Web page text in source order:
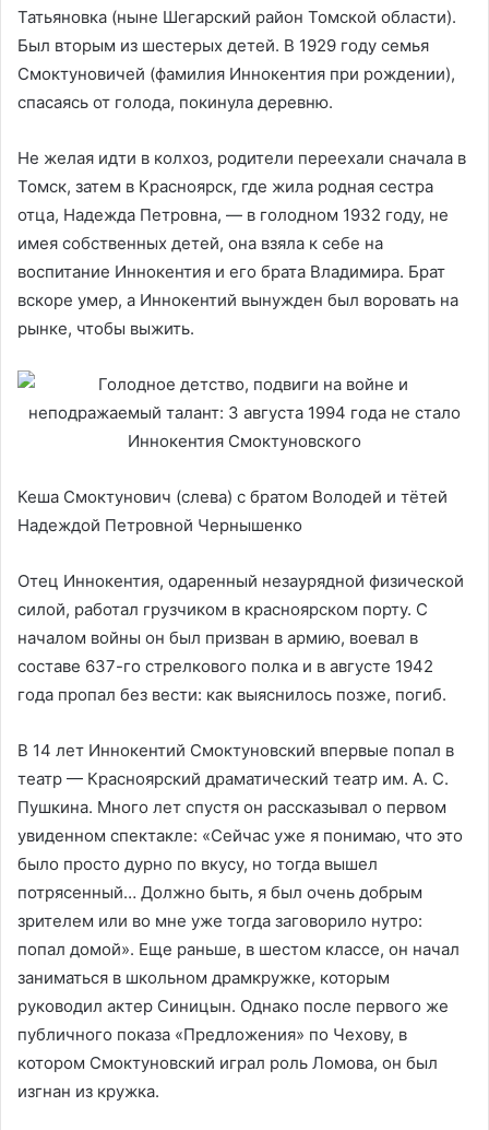
Татьяновка (ныне Шегарский район Томской области).
Был вторым из шестерых детей. В 1929 году семья
Смоктуновичей (фамилия Иннокентия при рождении),
спасаясь от голода, покинула деревню.
Не желая идти в колхоз, родители переехали сначала в
Томск, затем в Красноярск, где жила родная сестра
отца, Надежда Петровна, — в голодном 1932 году, не
имея собственных детей, она взяла к себе на
воспитание Иннокентия и его брата Владимира. Брат
вскоре умер, а Иннокентий вынужден был воровать на
рынке, чтобы выжить.
Кеша Смоктунович (слева) с братом Володей и тётей
Надеждой Петровной Чернышенко
Отец Иннокентия, одаренный незаурядной физической
силой, работал грузчиком в красноярском порту. С
началом войны он был призван в армию, воевал в
составе 637-го стрелкового полка и в августе 1942
года пропал без вести: как выяснилось позже, погиб.
В 14 лет Иннокентий Смоктуновский впервые попал в
театр — Красноярский драматический театр им. А. С.
Пушкина. Много лет спустя он рассказывал о первом
увиденном спектакле: «Сейчас уже я понимаю, что это
было просто дурно по вкусу, но тогда вышел
потрясенный… Должно быть, я был очень добрым
зрителем или во мне уже тогда заговорило нутро:
попал домой». Еще раньше, в шестом классе, он начал
заниматься в школьном драмкружке, которым
руководил актер Синицын. Однако после первого же
публичного показа «Предложения» по Чехову, в
котором Смоктуновский играл роль Ломова, он был
изгнан из кружка.